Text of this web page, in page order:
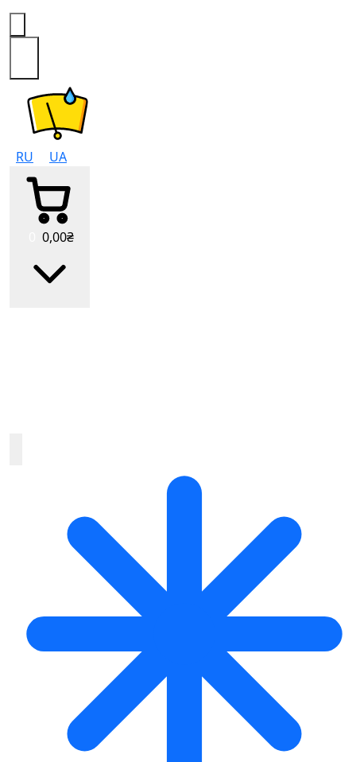
RU UA
0,00₴